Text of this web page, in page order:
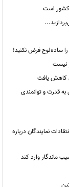
کشور است
ساده‌لوح فرض نکنید!
نیست
به قدرت و توانمندی
نمایندگان درباره
ماندگار وارد کند